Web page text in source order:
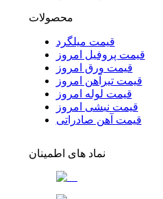
محصولات
قیمت میلگرد
قیمت پروفیل امروز
قیمت ورق امروز
قیمت تیرآهن امروز
قیمت لوله امروز
قیمت نبشی امروز
قیمت آهن صادراتی
نماد های اطمینان